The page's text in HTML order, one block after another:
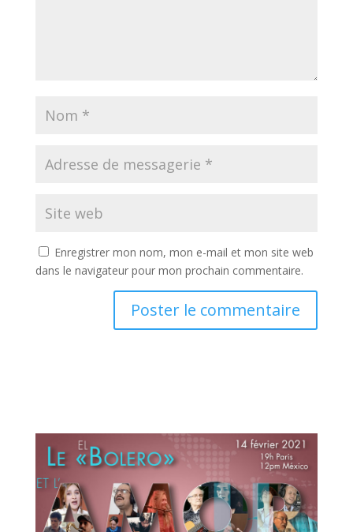
Enregistrer mon nom, mon e-mail et mon site web
dans le navigateur pour mon prochain commentaire.